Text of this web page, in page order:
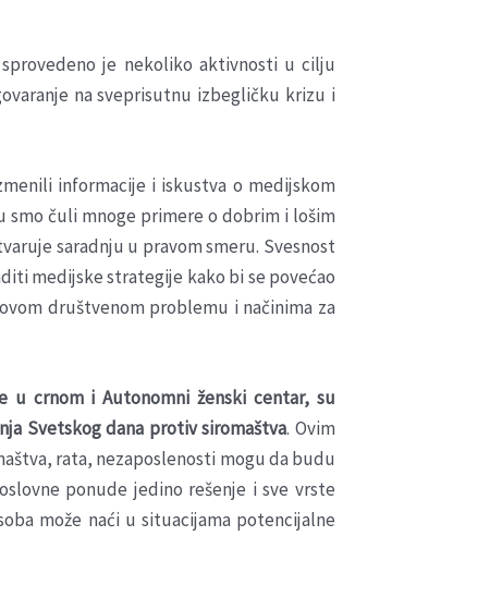
je nekoliko aktivnosti u cilju
na sveprisutnu izbegličku krizu i
informacije i iskustva o medijskom
smo čuli mnoge primere o dobrim i lošim
saradnju u pravom smeru. Svesnost
medijske strategije kako bi se povećao
društvenom problemu i načinima za
u crnom i Autonomni ženski centar, su
Svetskog dana protiv siromaštva. Ovim
rata, nezaposlenosti mogu da budu
ponude jedino rešenje i sve vrste
može naći u situacijama potencijalne